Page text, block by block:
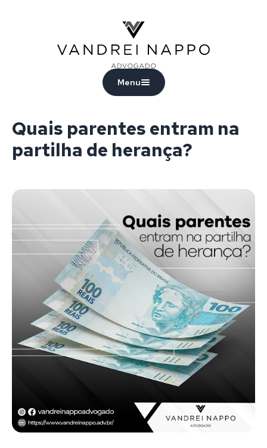
Menu
Quais parentes entram na
partilha de herança?